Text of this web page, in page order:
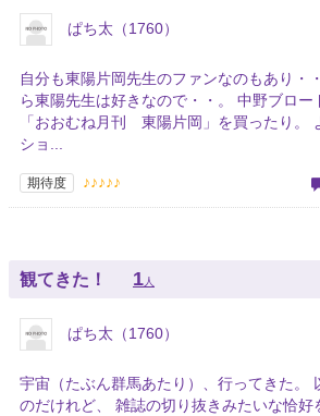
ぱち太（1760）
自分も東陽片岡先生のファンなのもあり・
ら東陽先生は好きなので・・。 中野ブロ
「おおむね月刊 東陽片岡」を買ったり。
ショ...
期待度 ♪♪♪♪♪
観てきた！ 1 人
ぱち太（1760）
宇宙（たぶん群馬あたり）、行ってきた。
のだけれど、 雑誌の切り抜きみたいな恰好